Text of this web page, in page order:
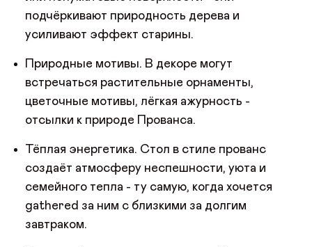
подчёркивают природность дерева и
усиливают эффект старины.
Природные мотивы. В декоре могут
встречаться растительные орнаменты,
цветочные мотивы, лёгкая ажурность -
отсылки к природе Прованса.
Тёплая энергетика. Стол в стиле прованс
создаёт атмосферу неспешности, уюта и
семейного тепла - ту самую, когда хочется
gathered за ним с близкими за долгим
завтраком.